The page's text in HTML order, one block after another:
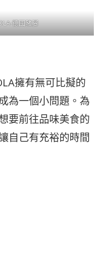
德國豬腳
擁有無可比擬的
為一個小問題。為
要前往品味美食的
自己有充裕的時間